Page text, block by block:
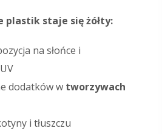
plastik staje się żółty:
na słońce i
dodatków w tworzywach
i tłuszczu